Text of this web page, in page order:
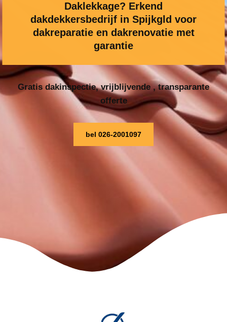
Daklekkage? Erkend
dakdekkersbedrijf in Spijkgld voor
dakreparatie en dakrenovatie met
garantie
Gratis dakinspectie, vrijblijvende , transparante
offerte
bel 026-2001097